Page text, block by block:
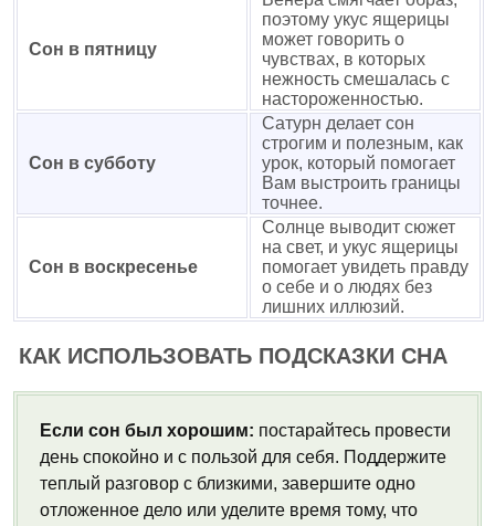
Сон в пятницу
поэтому укус ящерицы
может говорить о
чувствах, в которых
нежность смешалась с
настороженностью.
Сон в субботу
Сатурн делает сон
строгим и полезным, как
урок, который помогает
Вам выстроить границы
точнее.
Сон в воскресенье
Солнце выводит сюжет
на свет, и укус ящерицы
помогает увидеть правду
о себе и о людях без
лишних иллюзий.
КАК ИСПОЛЬЗОВАТЬ ПОДСКАЗКИ СНА
Если сон был хорошим: постарайтесь провести
день спокойно и с пользой для себя. Поддержите
теплый разговор с близкими, завершите одно
отложенное дело или уделите время тому, что